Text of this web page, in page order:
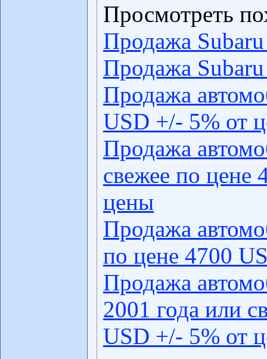
Просмотреть
Продажа
Продажа
Продажа
USD +/- 5% от
Продажа
свежее по цене
цены
Продажа
по цене 4700
Продажа
2001 года или
USD +/- 5% от